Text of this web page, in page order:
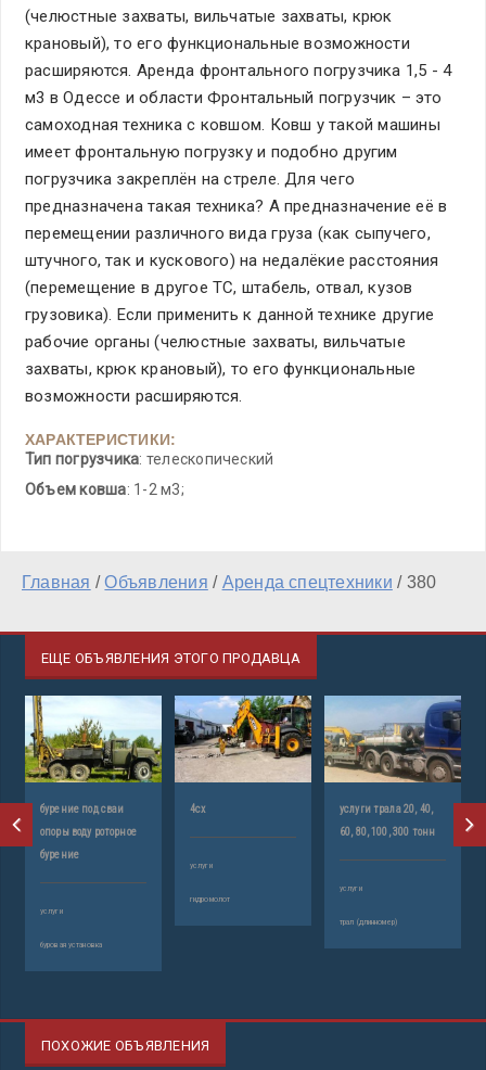
(челюстные захваты, вильчатые захваты, крюк
крановый), то его функциональные возможности
расширяются. Аренда фронтального погрузчика 1,5 - 4
м3 в Одессе и области Фронтальный погрузчик – это
самоходная техника с ковшом. Ковш у такой машины
имеет фронтальную погрузку и подобно другим
погрузчика закреплён на стреле. Для чего
предназначена такая техника? А предназначение её в
перемещении различного вида груза (как сыпучего,
штучного, так и кускового) на недалёкие расстояния
(перемещение в другое ТС, штабель, отвал, кузов
грузовика). Если применить к данной технике другие
рабочие органы (челюстные захваты, вильчатые
захваты, крюк крановый), то его функциональные
возможности расширяются.
ХАРАКТЕРИСТИКИ:
Тип погрузчика: телескопический
Объем ковша: 1-2 м3;
Главная /Объявления / Аренда спецтехники / 380
ЕЩЕ ОБЪЯВЛЕНИЯ ЭТОГО ПРОДАВЦА
бурение под сваи
опоры воду роторное
бурение
услуги
буровая установка
4cx
услуги
гидромолот
услуги трала 20, 40,
60, 80, 100, 300 тонн
услуги
трал (длинномер)
ПОХОЖИЕ ОБЪЯВЛЕНИЯ